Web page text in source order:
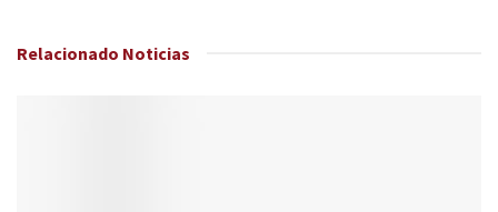
Relacionado Noticias